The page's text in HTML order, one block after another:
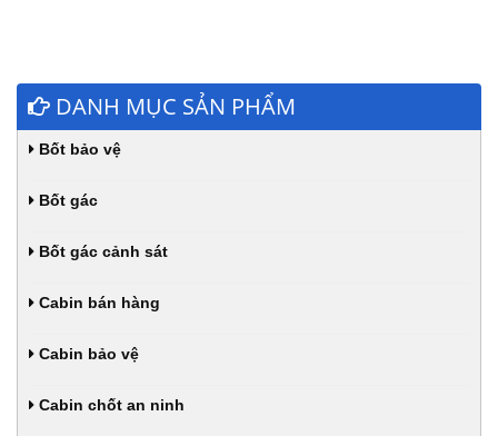
DANH MỤC SẢN PHẨM
Bốt bảo vệ
Bốt gác
Bốt gác cảnh sát
Cabin bán hàng
Cabin bảo vệ
Cabin chốt an ninh